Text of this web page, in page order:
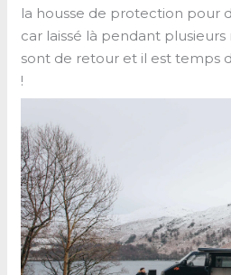
la housse de protection pour
car laissé là pendant plusieurs
sont de retour et il est temps
!